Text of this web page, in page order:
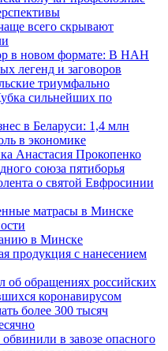
всего скрывают
в новом формате: В НАН
легенд и заговоров
триумфально
сильнейших по
в Беларуси: 1,4 млн
в экономике
Анастасия Прокопенко
союза пятиборья
о святой Евфросинии
матрасы в Минске
в Минске
продукция с нанесением
об обращениях российских
коронавирусом
более 300 тысяч
в завозе опасного